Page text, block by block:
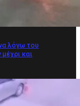
λόγω του
και